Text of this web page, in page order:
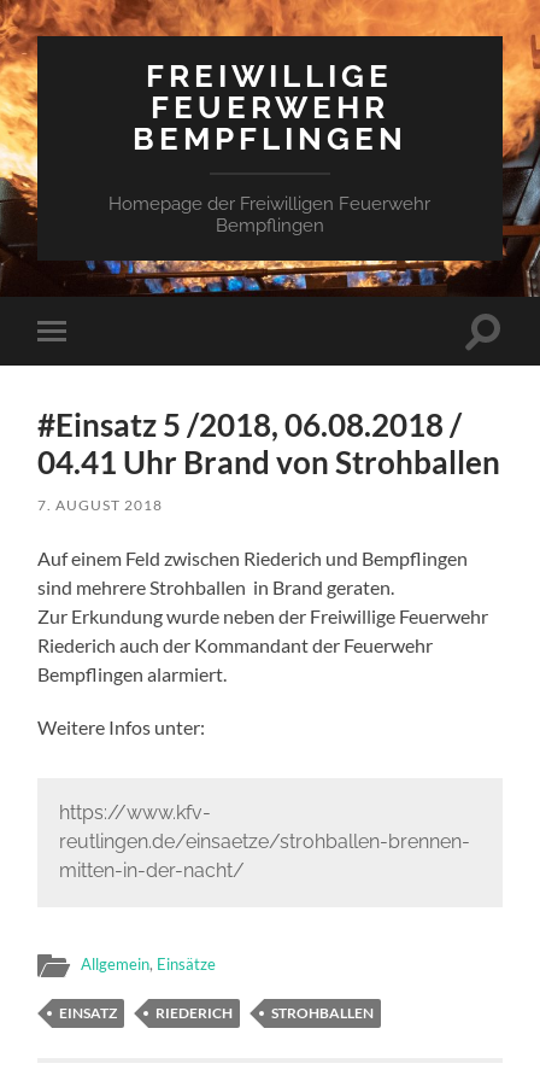
FREIWILLIGE
FEUERWEHR
BEMPFLINGEN
Homepage der Freiwilligen Feuerwehr
Bempflingen
Mobile-
Menü
#Einsatz 5 /2018, 06.08.2018 /
04.41 Uhr Brand von Strohballen
7. AUGUST 2018
Auf einem Feld zwischen Riederich und Bempflingen
sind mehrere Strohballen in Brand geraten.
Zur Erkundung wurde neben der Freiwillige Feuerwehr
Riederich auch der Kommandant der Feuerwehr
Bempflingen alarmiert.
Weitere Infos unter:
https://www.kfv-
reutlingen.de/einsaetze/strohballen-brennen-
mitten-in-der-nacht/
Allgemein, Einsätze
EINSATZ RIEDERICH STROHBALLEN